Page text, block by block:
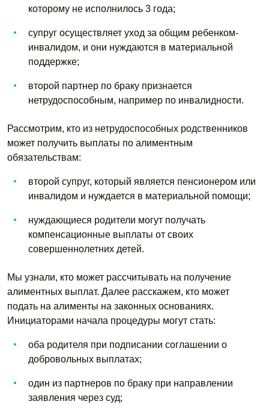
которому не исполнилось 3 года;
супруг осуществляет уход за общим ребенком-
инвалидом, и они нуждаются в материальной
поддержке;
второй партнер по браку признается
нетрудоспособным, например по инвалидности.
Рассмотрим, кто из нетрудоспособных родственников
может получить выплаты по алиментным
обязательствам:
второй супруг, который является пенсионером или
инвалидом и нуждается в материальной помощи;
нуждающиеся родители могут получать
компенсационные выплаты от своих
совершеннолетних детей.
Мы узнали, кто может рассчитывать на получение
алиментных выплат. Далее расскажем, кто может
подать на алименты на законных основаниях.
Инициаторами начала процедуры могут стать:
оба родителя при подписании соглашении о
добровольных выплатах;
один из партнеров по браку при направлении
заявления через суд;